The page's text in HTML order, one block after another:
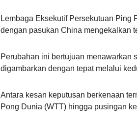
Lembaga Eksekutif Persekutuan Ping
dengan pasukan China mengekalkan
Perubahan ini bertujuan menawarkan
digambarkan dengan tepat melalui
Antara kesan keputusan berkenaan
Pong Dunia (WTT) hingga pusingan